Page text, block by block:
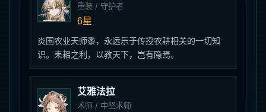
重装 / 守护者
6星
炎国农业天师黍，永远乐于传授农耕相关的一切知
识。耒耜之利，以教天下，岂有隐焉。
艾雅法拉
术师 / 中坚术师